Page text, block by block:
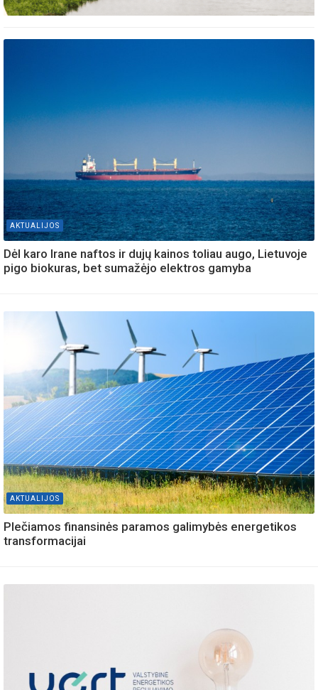
AKTUALIJOS
Dėl karo Irane naftos ir dujų kainos toliau augo, Lietuvoje
pigo biokuras, bet sumažėjo elektros gamyba
AKTUALIJOS
Plečiamos finansinės paramos galimybės energetikos
transformacijai